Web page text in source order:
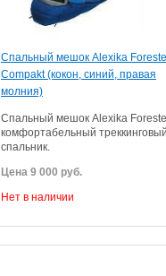
Спальный мешок Alexika
Compakt (кокон, синий, правая
молния)
Спальный мешок Alexika
комфортабельный
спальник.
Цена 9 000 руб.
Нет в наличии